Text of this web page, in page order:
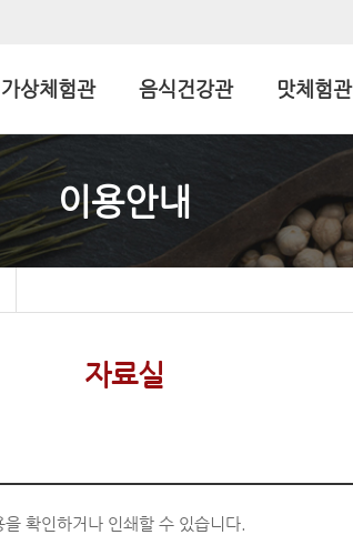
가상체험관 음식건강관 맛체험관
이용안내
자료실
확인하거나 인쇄할 수 있습니다.